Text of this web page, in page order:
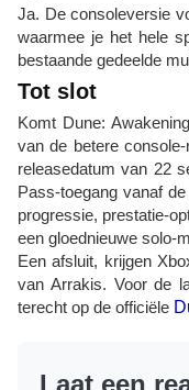
Ja. De consoleversie
waarmee je het hele
bestaande gedeelde
Tot slot
Komt Dune:
van de betere
releasedatum van 22
Pass-toegang vanaf
progressie, prestatie-
een gloednieuwe solo-
Een afsluit, krijgen
van Arrakis. Voor de
terecht op de officiële